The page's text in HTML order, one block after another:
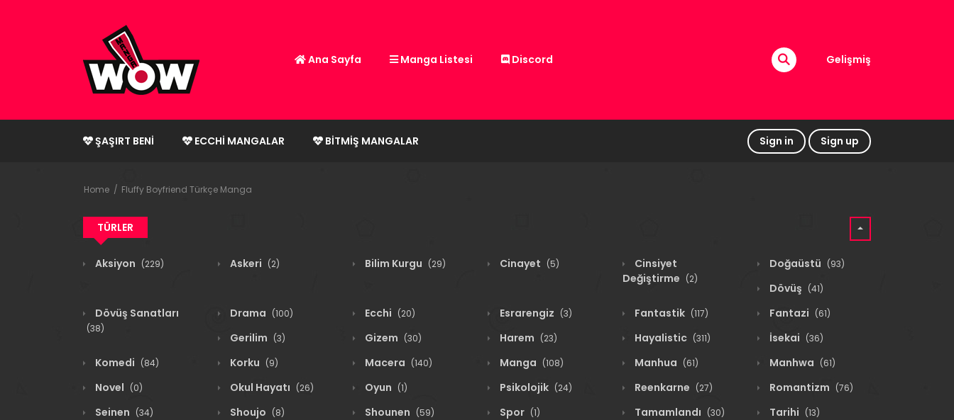
Ana Sayfa Manga Listesi Discord Gelişmiş
ŞAŞIRT BENI ECCHI MANGALAR BITMIŞ MANGALAR Sign in Sign up
Home Fluffy Boyfriend Türkçe Manga
TÜRLER
Aksiyon (229) Askeri (2) Bilim Kurgu (29) Cinayet (5)
Cinsiyet
Değiştirme (2)
Doğaüstü (93)
Dövüş (41)
Dövüş Sanatları
(38)
Drama (100) Ecchi (20) Esrarengiz (3) Fantastik (117) Fantazi (61)
Gerilim (3) Gizem (30) Harem (23) Hayalistic (311) İsekai (36)
Komedi (84) Korku (9) Macera (140) Manga (108) Manhua (61) Manhwa (61)
Novel (0) Okul Hayatı (26) Oyun (1) Psikolojik (24) Reenkarne (27) Romantizm (76)
Seinen (34) Shoujo (8) Shounen (59) Spor (1) Tamamlandı (30) Tarihi (13)